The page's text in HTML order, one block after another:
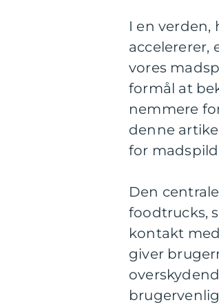
I en
accelererer,
vores
formål at
nemmere
denne
for
Den
foodtrucks,
kontakt
giver